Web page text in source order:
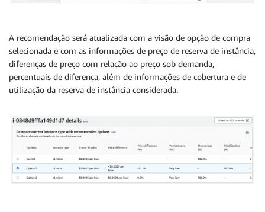
A recomendação será atualizada com a visão de opção de compra
selecionada e com as informações de preço de reserva de instância,
diferenças de preço com relação ao preço sob demanda,
percentuais de diferença, além de informações de cobertura e de
utilização da reserva de instância considerada.